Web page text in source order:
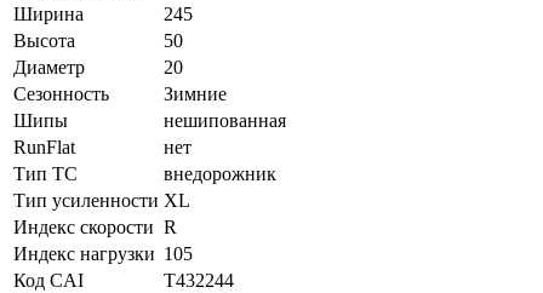
Ширина
245
Высота
50
Диаметр
20
Сезонность
Зимние
Шипы
нешипованная
RunFlat
нет
Тип ТС
внедорожник
Тип усиленности XL
Индекс скорости R
Индекс нагрузки 105
Код CAI
T432244